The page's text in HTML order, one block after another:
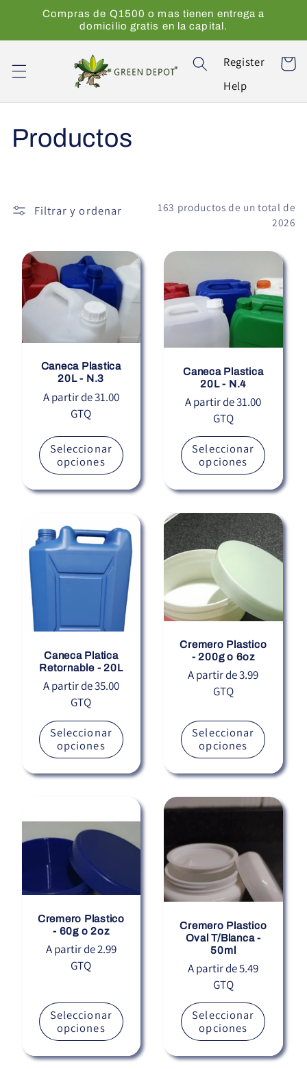
directamente
Compras de Q1500 o mas tienen entrega a
domicilio gratis en la capital.
Register
Help
Carrito
C
l
c
c
Productos
Filtrar y ordenar
163 productos de un total de
2026
Caneca Plastica
20L - N.3
Precio
habitual
A partir de 31.00
GTQ
Seleccionar
opciones
Caneca Plastica
20L - N.4
Precio
habitual
A partir de 31.00
GTQ
Seleccionar
opciones
Caneca Platica
Retornable - 20L
Precio
habitual
A partir de 35.00
GTQ
Seleccionar
opciones
Cremero Plastico
- 200g o 6oz
Precio
habitual
A partir de 3.99
GTQ
Seleccionar
opciones
Cremero Plastico
- 60g o 2oz
Precio
habitual
A partir de 2.99
GTQ
Seleccionar
opciones
Cremero Plastico
Oval T/Blanca -
50ml
Precio
habitual
A partir de 5.49
GTQ
Seleccionar
opciones